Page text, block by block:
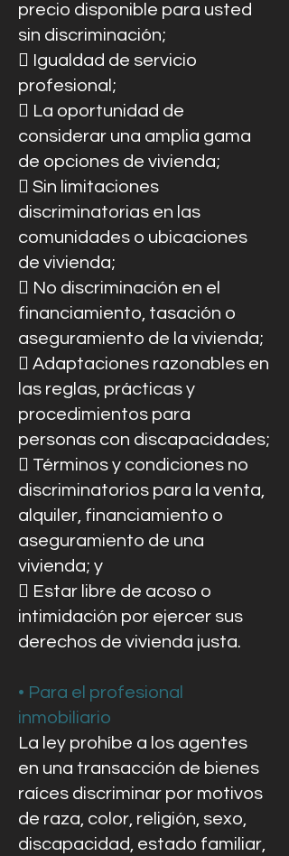
precio disponible para usted
sin discriminación;
 Igualdad de servicio
profesional;
 La oportunidad de
considerar una amplia gama
de opciones de vivienda;
 Sin limitaciones
discriminatorias en las
comunidades o ubicaciones
de vivienda;
 No discriminación en el
financiamiento, tasación o
aseguramiento de la vivienda;
 Adaptaciones razonables en
las reglas, prácticas y
procedimientos para
personas con discapacidades;
 Términos y condiciones no
discriminatorios para la venta,
alquiler, financiamiento o
aseguramiento de una
vivienda; y
 Estar libre de acoso o
intimidación por ejercer sus
derechos de vivienda justa.
• Para el profesional
inmobiliario
La ley prohíbe a los agentes
en una transacción de bienes
raíces discriminar por motivos
de raza, color, religión, sexo,
discapacidad, estado familiar,